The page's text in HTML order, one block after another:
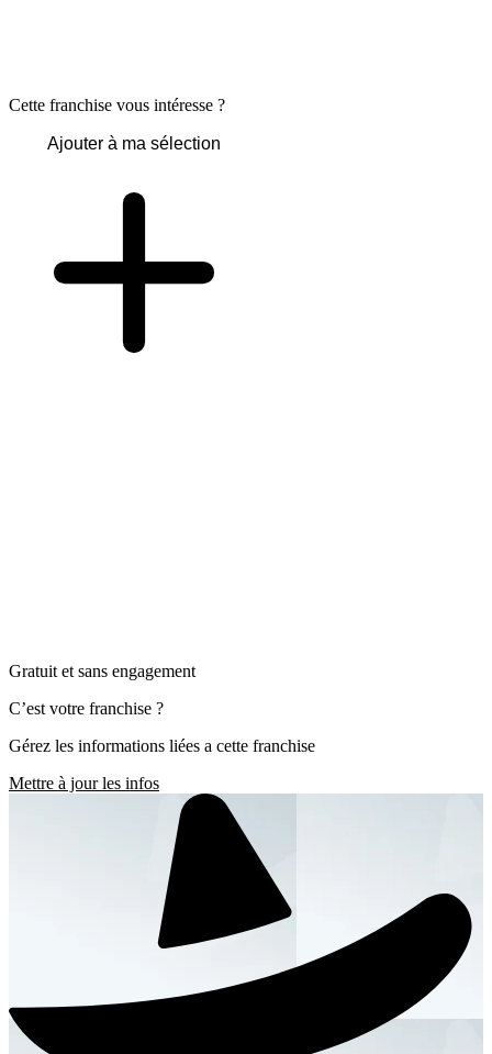
Cette franchise vous intéresse ?
Ajouter à ma sélection
Gratuit et sans engagement
C’est votre franchise ?
Gérez les informations liées a cette franchise
Mettre à jour les infos